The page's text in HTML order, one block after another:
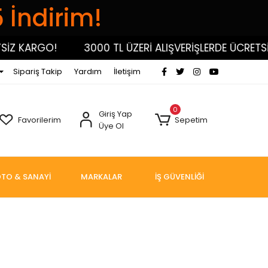
İndirim!
KARGO! 3000 TL ÜZERİ ALIŞVERİŞLERDE
Sipariş Takip Yardım İletişim
Favorilerim
Giriş Yap
Üye Ol
0
Sepetim
& SANAYİ MARKALAR İŞ GÜVENLİĞİ